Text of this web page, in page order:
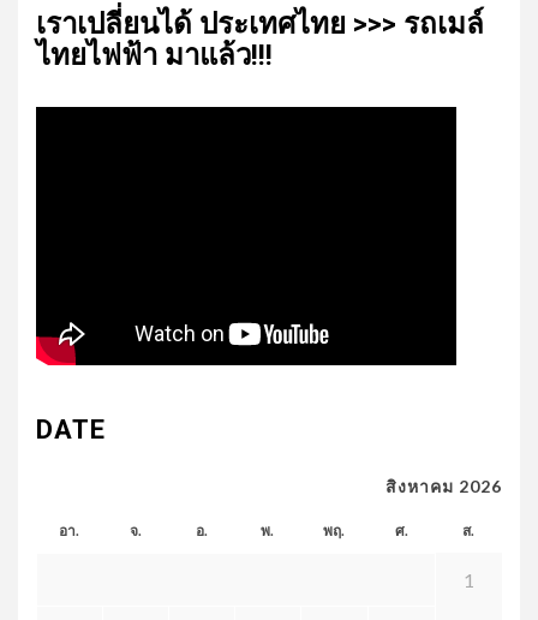
เรา​เปลี่ยน​ได้​ ประเทศ​ไทย​ >>> รถเมล์​
ไทย​ไฟฟ้า​ มาแล้ว!!!
DATE
สิงหาคม 2026
อา. จ. อ. พ. พฤ. ศ. ส.
1